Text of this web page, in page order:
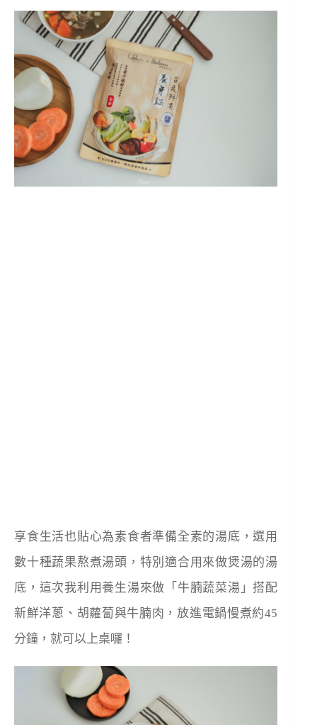
享食生活也貼心為素食者準備全素的湯底，選用
數十種蔬果熬煮湯頭，特別適合用來做煲湯的湯
底，這次我利用養生湯來做「牛腩蔬菜湯」搭配
新鮮洋蔥、胡蘿蔔與牛腩肉，放進電鍋慢煮約45
分鐘，就可以上桌囉！